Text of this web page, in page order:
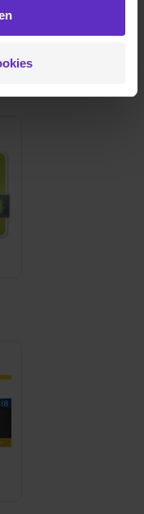
Cookies und der
der Cookies externe
und hierfür
an Social Media
werden.
später noch im
auf „Auswahl
(Art. 49 Abs. 1
über kein
– Schrems
jederzeit mit
über unsere